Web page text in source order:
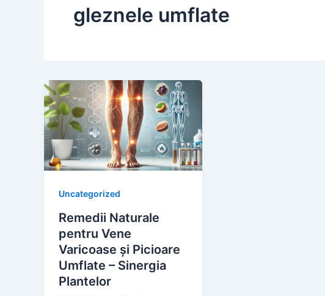
gleznele umflate
Uncategorized
Remedii Naturale
pentru Vene
Varicoase și Picioare
Umflate – Sinergia
Plantelor